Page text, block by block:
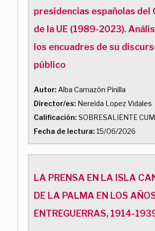
presidencias españolas del
de la UE (1989-2023).
los encuadres de su
público
Autor: Alba Camazón Pinilla
Director/es: Nereida Lopez Vidales
Calificación: SOBRESALIENTE
Fecha de lectura: 15/06/2026
LA PRENSA EN LA ISLA
DE LA PALMA EN LOS
ENTREGUERRAS, 1914-